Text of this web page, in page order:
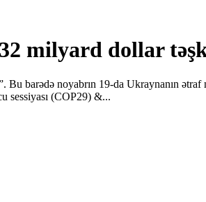
milyard dollar
Bu barədə noyabrın 19-da Ukraynanın
sessiyası (COP29) &...